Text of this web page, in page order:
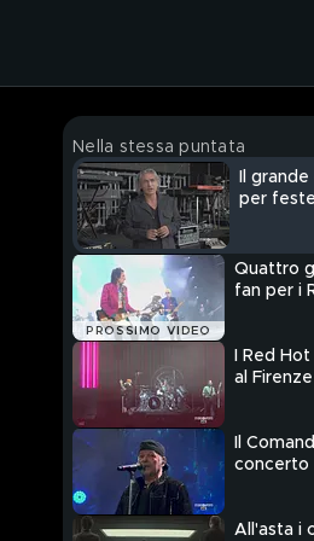
Nella stessa puntata
Il
per
PROSSIMO VIDEO
Quattro
fan per i
I Red
al
Il
concerto
All'asta i